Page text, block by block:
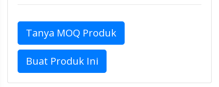
Tanya MOQ Produk
Buat Produk Ini